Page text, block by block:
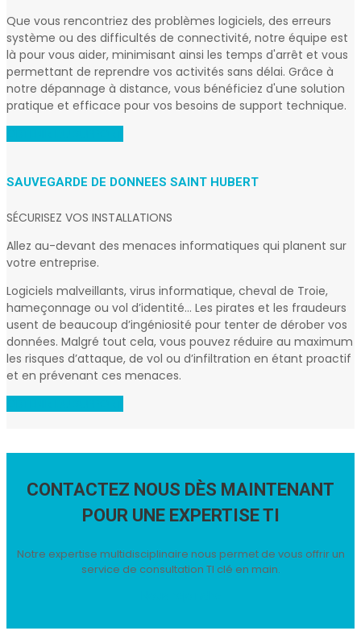
Que vous rencontriez des problèmes logiciels, des erreurs
système ou des difficultés de connectivité, notre équipe est
là pour vous aider, minimisant ainsi les temps d'arrêt et vous
permettant de reprendre vos activités sans délai. Grâce à
notre dépannage à distance, vous bénéficiez d'une solution
pratique et efficace pour vos besoins de support technique.
SAUVEGARDE DE DONNEES SAINT HUBERT
SÉCURISEZ VOS INSTALLATIONS
Allez au-devant des menaces informatiques qui planent sur
votre entreprise.
Logiciels malveillants, virus informatique, cheval de Troie,
hameçonnage ou vol d’identité… Les pirates et les fraudeurs
usent de beaucoup d’ingéniosité pour tenter de dérober vos
données. Malgré tout cela, vous pouvez réduire au maximum
les risques d’attaque, de vol ou d’infiltration en étant proactif
et en prévenant ces menaces.
CONTACTEZ NOUS DÈS MAINTENANT
POUR UNE EXPERTISE TI
Notre expertise multidisciplinaire nous permet de vous offrir un
service de consultation TI clé en main.